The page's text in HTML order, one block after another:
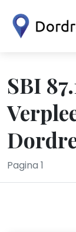
SBI
Pagina 1